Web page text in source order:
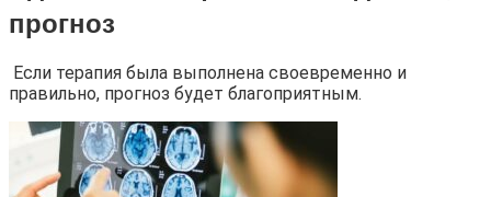
прогноз
Если терапия была выполнена своевременно и
правильно, прогноз будет благоприятным.